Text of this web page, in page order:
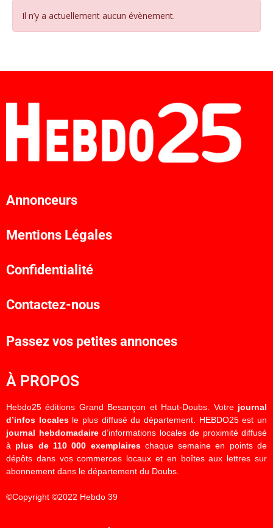
Il n’y a actuellement aucun évènement.
Annonceurs
Mentions Légales
Confidentialité
Contactez-nous
Passez vos petites annonces
À PROPOS
Hebdo25 éditions Grand Besançon et Haut-Doubs. Votre journal
d’infos localesle plus diffusé du département. HEBDO25 est un
journal hebdomadaired’informations locales de proximité diffusé
à plus de 110 000 exemplaireschaque semaine en points de
dépôts dans vos commerces locaux et en boîtes aux lettres sur
abonnement dans le département du Doubs.
©Copyright ©2022 Hebdo 39